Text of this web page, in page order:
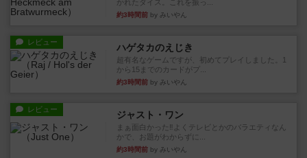
かれたダイス。これを振っ...
約3時間前 by みいやん
レビュー ハゲタカのえじき
超有名なゲームですが、初めてプレイしました。1
から15までのカードがプ...
約3時間前 by みいやん
レビュー ジャスト・ワン
まぁ面白かった‼️よくテレビとかのバラエティなん
かで、お題がわからずに...
約3時間前 by みいやん